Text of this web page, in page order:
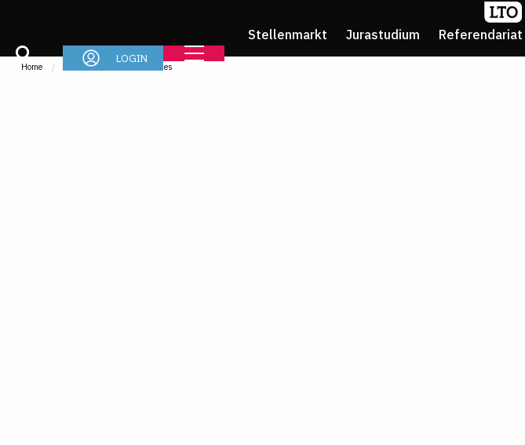
Stellenmarkt Jurastudium Referendariat
LOGIN
Home Im Job News & Stories